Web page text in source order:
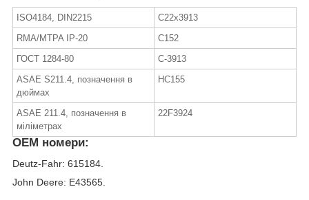
ISO4184, DIN2215
C22x3913
RMA/MTPA IP-20
C152
ГОСТ 1284-80
C-3913
ASAE S211.4, позначення в
дюймах
HC155
ASAE 211.4, позначення в
міліметрах
22F3924
OEM номери:
Deutz-Fahr: 615184.
John Deere: E43565.